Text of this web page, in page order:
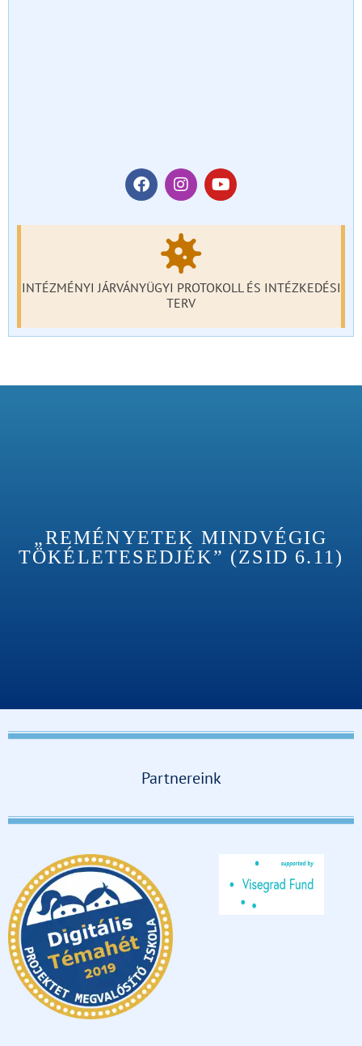
INTÉZMÉNYI JÁRVÁNYÜGYI PROTOKOLL ÉS INTÉZKEDÉSI
TERV
„REMÉNYETEK MINDVÉGIG
TÖKÉLETESEDJÉK” (ZSID 6.11)
Partnereink